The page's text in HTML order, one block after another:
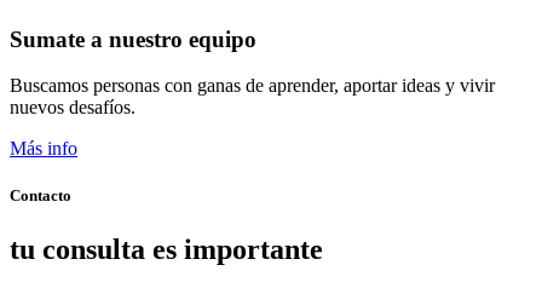
Sumate a nuestro equipo
Buscamos personas con ganas de aprender, aportar ideas y vivir
nuevos desafíos.
Más info
Contacto
tu consulta es importante